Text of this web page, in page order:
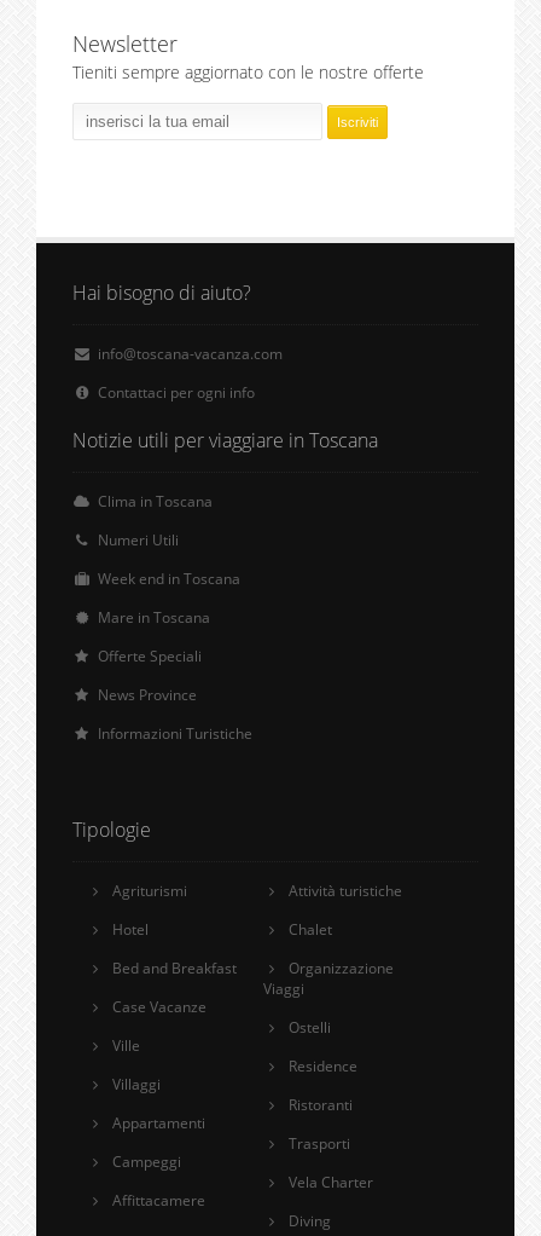
Newsletter
Tieniti sempre aggiornato con le nostre offerte
Hai bisogno di aiuto?
info@toscana-vacanza.com
Contattaci per ogni info
Notizie utili per viaggiare in Toscana
Clima in Toscana
Numeri Utili
Week end in Toscana
Mare in Toscana
Offerte Speciali
News Province
Informazioni Turistiche
Tipologie
Agriturismi
Hotel
Bed and Breakfast
Case Vacanze
Ville
Villaggi
Appartamenti
Campeggi
Affittacamere
Attività turistiche
Chalet
Organizzazione
Viaggi
Ostelli
Residence
Ristoranti
Trasporti
Vela Charter
Diving